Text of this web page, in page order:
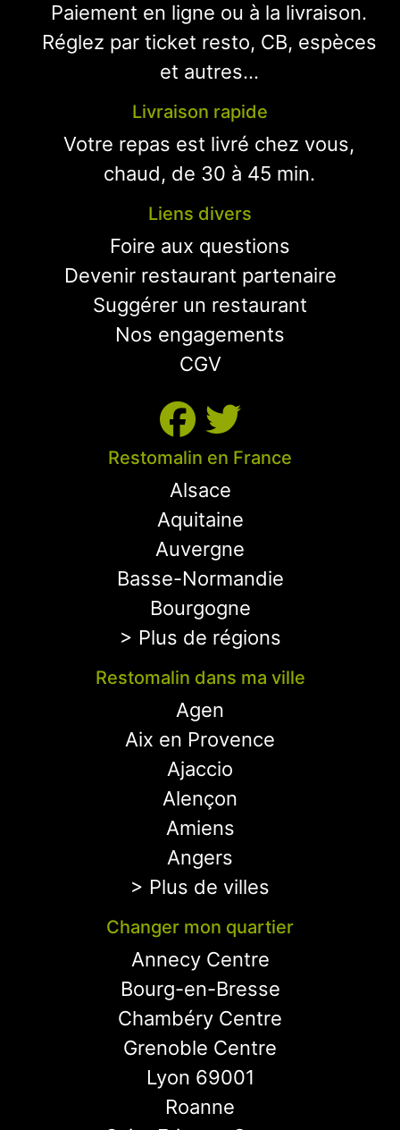
Paiement en ligne ou à la livraison.
Réglez par ticket resto, CB, espèces
et autres...
Livraison rapide
Votre repas est livré chez vous,
chaud, de 30 à 45 min.
Liens divers
Foire aux questions
Devenir restaurant partenaire
Suggérer un restaurant
Nos engagements
CGV
Restomalin en France
Alsace
Aquitaine
Auvergne
Basse-Normandie
Bourgogne
> Plus de régions
Restomalin dans ma ville
Agen
Aix en Provence
Ajaccio
Alençon
Amiens
Angers
> Plus de villes
Changer mon quartier
Annecy Centre
Bourg-en-Bresse
Chambéry Centre
Grenoble Centre
Lyon 69001
Roanne